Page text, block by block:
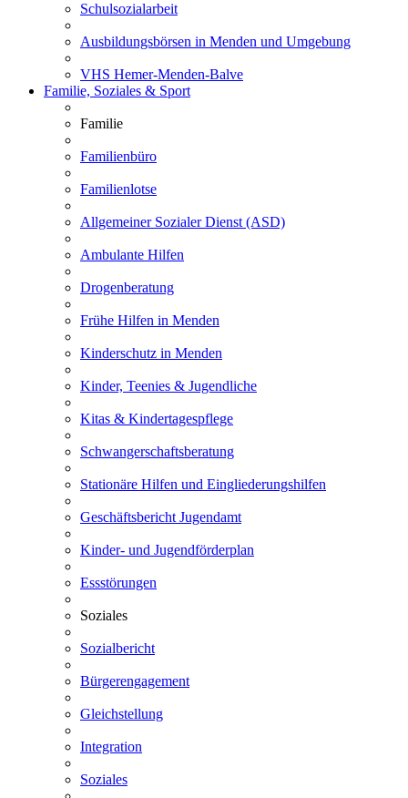
Schulsozialarbeit
Ausbildungsbörsen in Menden und Umgebung
VHS Hemer-Menden-Balve
Familie, Soziales & Sport
Familie
Familienbüro
Familienlotse
Allgemeiner Sozialer Dienst (ASD)
Ambulante Hilfen
Drogenberatung
Frühe Hilfen in Menden
Kinderschutz in Menden
Kinder, Teenies & Jugendliche
Kitas & Kindertagespflege
Schwangerschaftsberatung
Stationäre Hilfen und Eingliederungshilfen
Geschäftsbericht Jugendamt
Kinder- und Jugendförderplan
Essstörungen
Soziales
Sozialbericht
Bürgerengagement
Gleichstellung
Integration
Soziales